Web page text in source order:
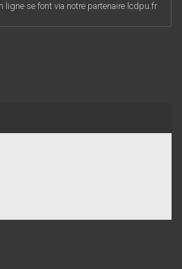
ligne se font via notre partenaire lcdpu.fr